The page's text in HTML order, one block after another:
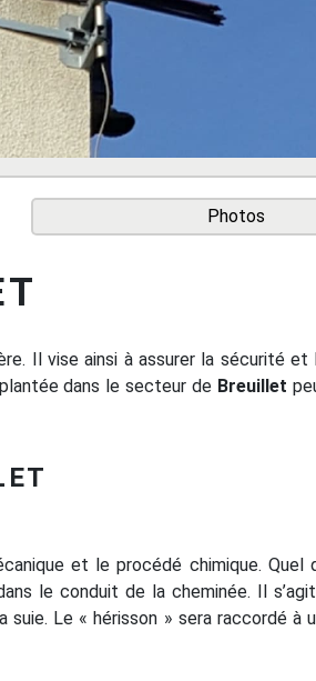
Photos
Il vise ainsi à assurer la sécurité et
dans le secteur de Breuillet
et le procédé chimique.
le conduit de la cheminée. Il
Le « hérisson » sera raccordé à